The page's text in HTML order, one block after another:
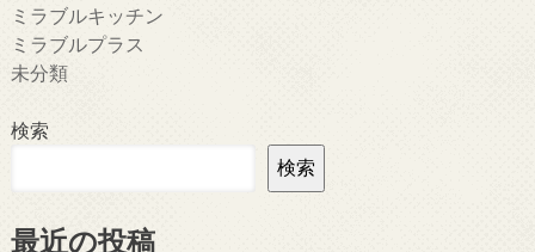
ミラブルキッチン
ミラブルプラス
未分類
検索
検索
最近の投稿